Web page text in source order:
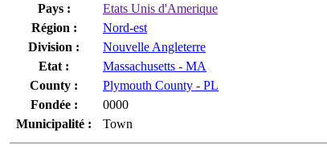
Pays :
Etats Unis d'Amerique
Région :
Nord-est
Division :
Nouvelle Angleterre
Etat :
Massachusetts - MA
County :
Plymouth County - PL
Fondée :
0000
Municipalité :
Town